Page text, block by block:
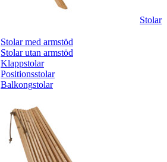
Stolar
Stolar med armstöd
Stolar utan armstöd
Klappstolar
Positionsstolar
Balkongstolar